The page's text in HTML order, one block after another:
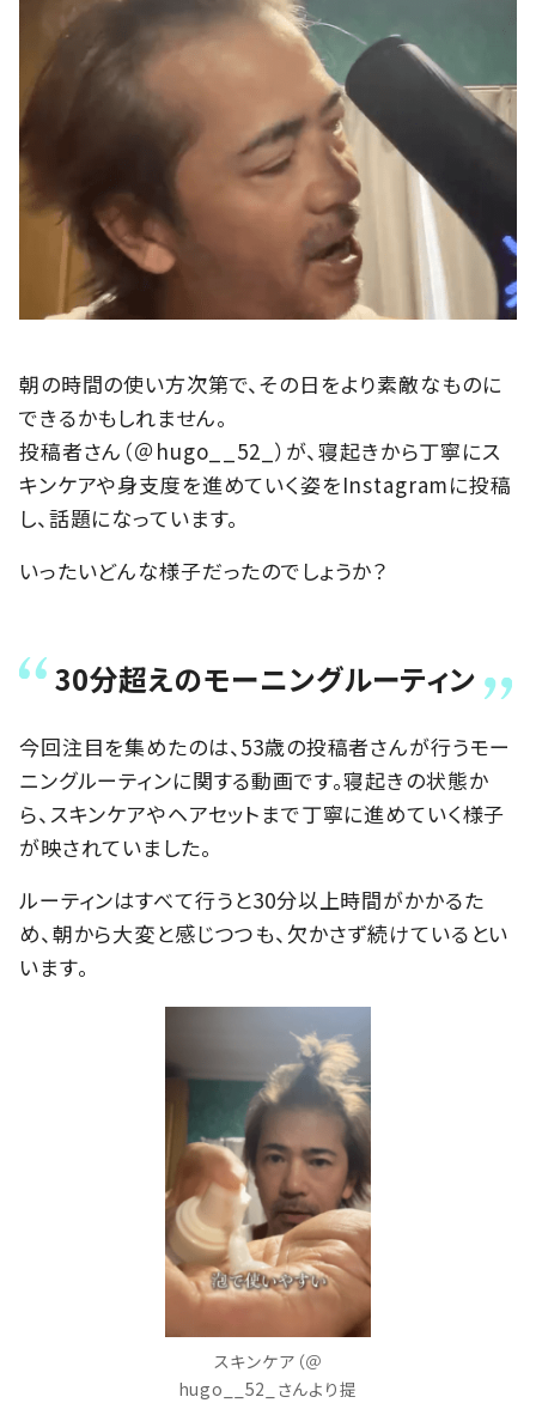
朝の時間の使い方次第で、その日をより素敵なものに
できるかもしれません。
投稿者さん（＠hugo__52_）が、寝起きから丁寧にス
キンケアや身支度を進めていく姿をInstagramに投稿
し、話題になっています。
いったいどんな様子だったのでしょうか？
30分超えのモーニングルーティン
今回注目を集めたのは、53歳の投稿者さんが行うモー
ニングルーティンに関する動画です。寝起きの状態か
ら、スキンケアやヘアセットまで丁寧に進めていく様子
が映されていました。
ルーティンはすべて行うと30分以上時間がかかるた
め、朝から大変と感じつつも、欠かさず続けているとい
います。
スキンケア（＠
hugo__52_さんより提